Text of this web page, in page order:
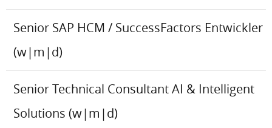
Senior SAP HCM / SuccessFactors Entwickler
(w|m|d)
Senior Technical Consultant AI & Intelligent
Solutions (w|m|d)